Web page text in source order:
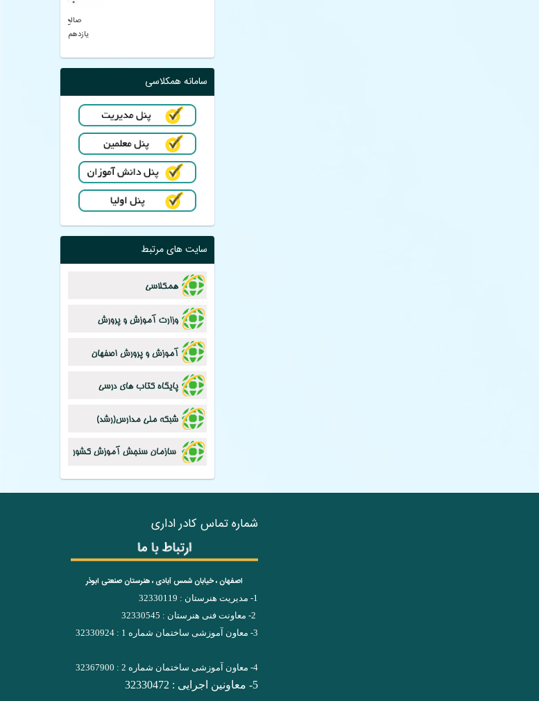
یازدهم مکاترونیک
سامانه همکلاسی
سایت های مرتبط
شماره تماس کادر اداری
اصفهان ، خیابان شمس آبادی ، هنرستان صنعتی ابوذر
1- مدیریت هنرستان : 32330119
2- معاونت فنی هنرستان : 32330545
4- معاون آموزشی ساختمان شماره 2 : 32367900
5- معاونین اجرایی : 32330472